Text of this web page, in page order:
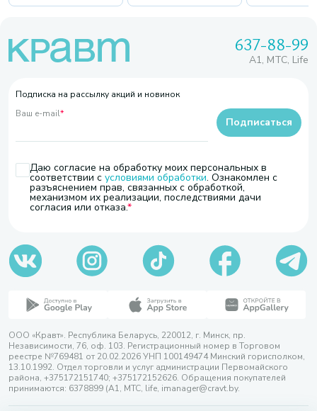
637-88-99
A1, МТС, Life
Подписка на рассылку акций и новинок
Ваш e-mail*
Даю согласие на обработку моих персональных в
соответствии с условиями обработки. Ознакомлен с
разъяснением прав, связанных с обработкой,
механизмом их реализации, последствиями дачи
согласия или отказа.
Подписаться
ООО «Кравт». Республика Беларусь, 220012, г. Минск, пр.
Независимости, 76, оф. 103. Регистрационный номер в Торговом
реестре №769481 от 20.02.2026 УНП 100149474 Минский горисполком,
13.10.1992. Отдел торговли и услуг администрации Первомайского
района, +375172151740; +375172152626. Обращения покупателей
принимаются: 6378899 (А1, МТС, life, imanager@cravt.by.